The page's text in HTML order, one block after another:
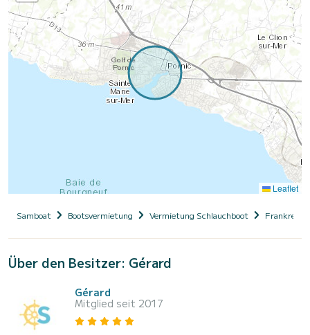
Leaflet
Samboat Bootsvermietung Vermietung Schlauchboot Frankreich
Über den Besitzer: Gérard
Gérard
Mitglied seit 2017